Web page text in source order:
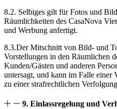
8.2. Selbiges gilt für Fotos und
Räumlichkeiten des CasaNova
und Werbung anfertigt.
8.3.Der Mitschnitt von Bild- und
Vorstellungen in den Räumlichen
Kunden/Gästen und anderen
untersagt, und kann im Falle einer
zu einer strafrechtlichen
9. Einlassregelung und